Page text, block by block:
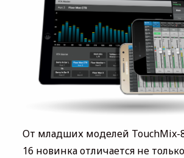
От младших моделей TouchMix-
16 новинка отличается не только